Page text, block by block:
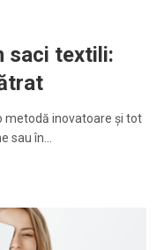
saci textili:
metodă inovatoare și tot
sau în…